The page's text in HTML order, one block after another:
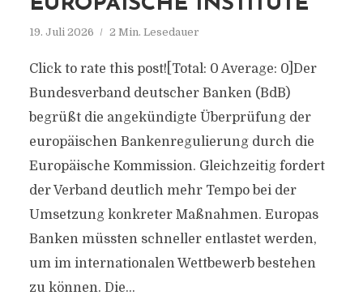
EUROPÄISCHE INSTITUTE
19. Juli 2026 2 Min. Lesedauer
Click to rate this post![Total: 0 Average: 0]Der
Bundesverband deutscher Banken (BdB)
begrüßt die angekündigte Überprüfung der
europäischen Bankenregulierung durch die
Europäische Kommission. Gleichzeitig fordert
der Verband deutlich mehr Tempo bei der
Umsetzung konkreter Maßnahmen. Europas
Banken müssten schneller entlastet werden,
um im internationalen Wettbewerb bestehen
zu können. Die...